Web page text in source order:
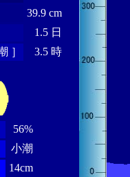
39.9 cm
1.5 日
］
3.5 時
56%
小潮
14cm